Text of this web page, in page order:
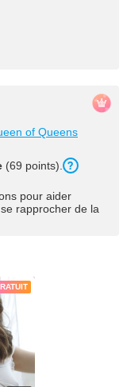
of Queens
(69 points).
pour aider
rapprocher de la